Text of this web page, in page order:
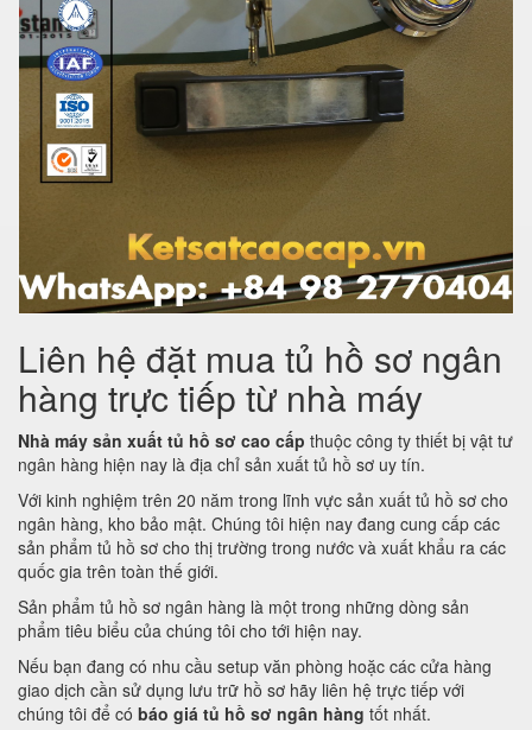
Liên hệ đặt mua tủ hồ sơ ngân
hàng trực tiếp từ nhà máy
Nhà máy sản xuất tủ hồ sơ cao cấp thuộc công ty thiết bị vật tư
ngân hàng hiện nay là địa chỉ sản xuất tủ hồ sơ uy tín.
Với kinh nghiệm trên 20 năm trong lĩnh vực sản xuất tủ hồ sơ cho
ngân hàng, kho bảo mật. Chúng tôi hiện nay đang cung cấp các
sản phẩm tủ hồ sơ cho thị trường trong nước và xuất khẩu ra các
quốc gia trên toàn thế giới.
Sản phẩm tủ hồ sơ ngân hàng là một trong những dòng sản
phẩm tiêu biểu của chúng tôi cho tới hiện nay.
Nếu bạn đang có nhu cầu setup văn phòng hoặc các cửa hàng
giao dịch cần sử dụng lưu trữ hồ sơ hãy liên hệ trực tiếp với
chúng tôi để có báo giá tủ hồ sơ ngân hàng tốt nhất.